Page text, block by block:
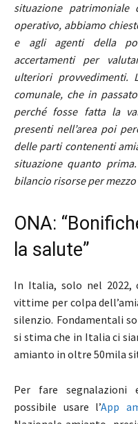
situazione
operativo, abbiamo
e agli agenti della
accertamenti per
ulteriori provvedimenti.
comunale, che in
perché fosse fatta la
presenti nell’area poi
delle parti contenenti
situazione quanto
bilancio risorse per
ONA:
la salute”
In Italia, solo nel 2022,
vittime per colpa
silenzio. Fondamentali
si stima che in Italia ci
amianto in oltre 50mila
Per fare segnalazioni
possibile usare l’App